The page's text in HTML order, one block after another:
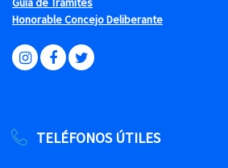
Honorable Concejo Deliberante
TELÉFONOS ÚTILES